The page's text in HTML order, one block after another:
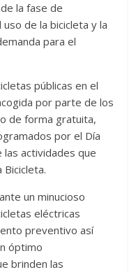
la fase de
de la bicicleta y la
para el
públicas en el
por parte de los
de forma gratuita,
por el Día
las actividades que
Bicicleta.
un minucioso
eléctricas
preventivo así
óptimo
brinden las